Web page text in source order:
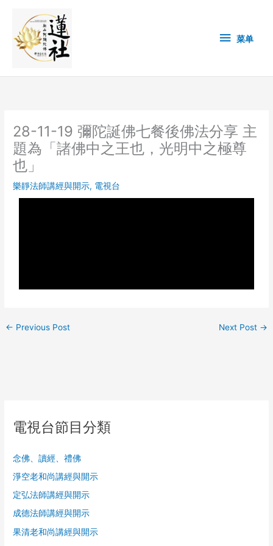
content
单 菜单
28-11-19 彌陀誕佛七餐後佛法分享 主
題為「諸佛中之王也，光明中之極尊
也」
樂靜法師講經與開示, 電視台
← Previous Post Next Post →
電視台節目分類
念佛、讀經、禮佛
淨空老和尚講經與開示
定弘法師講經與開示
成德法師講經與開示
果清老和尚講經與開示